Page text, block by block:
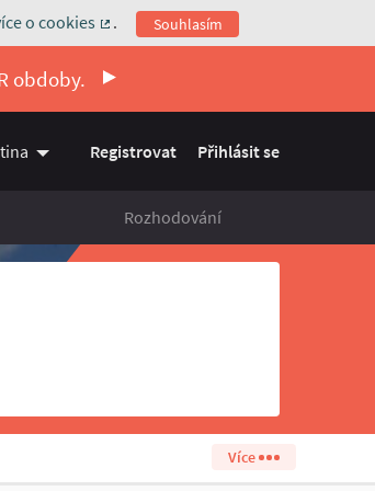
o cookies
(Externí odkaz)
. Souhlasím
obdoby.
Vyberte jazykChoose language
Registrovat Přihlásit se
Rozhodování
Více